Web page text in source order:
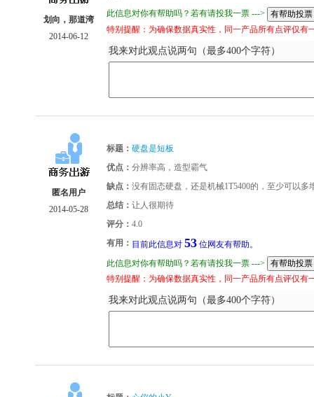
划向，那道湾
2014-06-12
此信息对你有帮助吗？若有请投我一票 --->
特别提醒：为确保数据真实性，同一产品所有点评仅有
我来对此观点说两句（最多400个字符）
匿名用户
2014-05-28
标题： 硬盘是短板
优点： 分辨率高，造型霸气
缺点： 没有固态硬盘，还是机械1T5400的，至少可以
总结： 让人很期待
评分： 4.0
有用： 目前此信息对 53 位网友有帮助。
此信息对你有帮助吗？若有请投我一票 --->
特别提醒：为确保数据真实性，同一产品所有点评仅有
我来对此观点说两句（最多400个字符）